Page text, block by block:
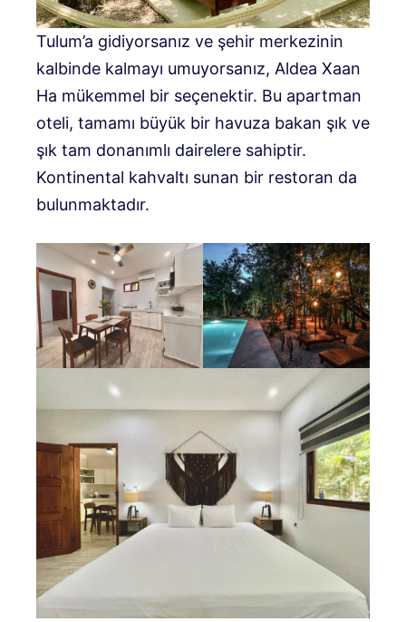
Tulum’a gidiyorsanız ve şehir merkezinin
kalbinde kalmayı umuyorsanız, Aldea Xaan
Ha mükemmel bir seçenektir. Bu apartman
oteli, tamamı büyük bir havuza bakan şık ve
şık tam donanımlı dairelere sahiptir.
Kontinental kahvaltı sunan bir restoran da
bulunmaktadır.